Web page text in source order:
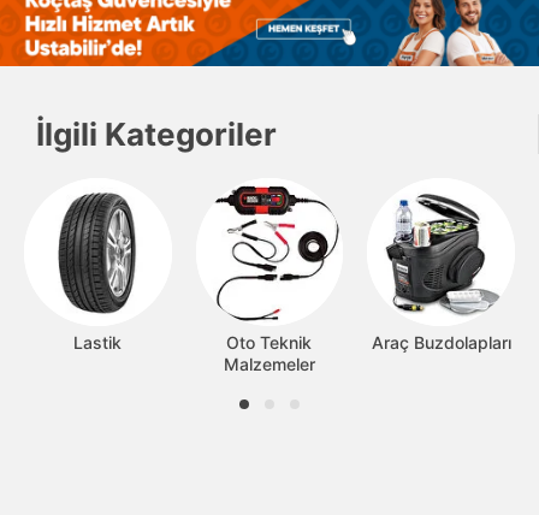
İlgili Kategoriler
Lastik
Oto Teknik
Malzemeler
Araç Buzdolapları